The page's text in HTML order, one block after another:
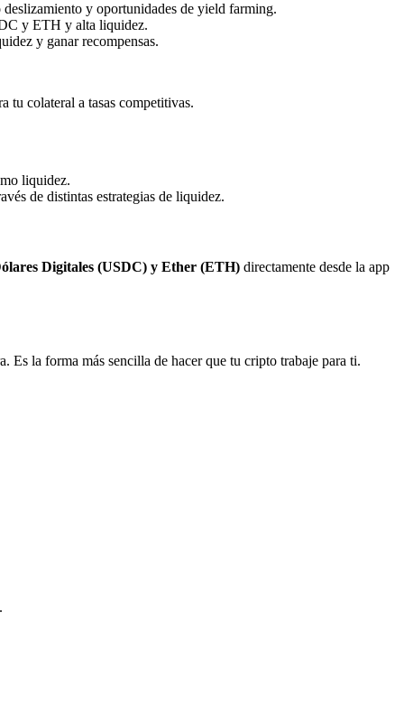
y oportunidades de yield farming.
y ETH y alta liquidez.
y ganar recompensas.
tu colateral a tasas competitivas.
liquidez.
de distintas estrategias de liquidez.
Digitales (USDC) y Ether (ETH) directamente desde la app
Es la forma más sencilla de hacer que tu cripto trabaje para ti.